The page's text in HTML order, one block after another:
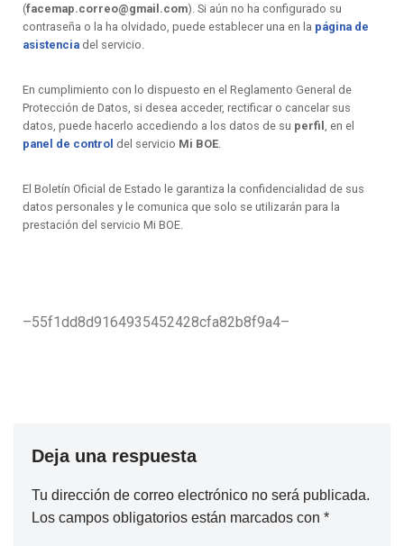
(facemap.correo@gmail.com). Si aún no ha configurado su
contraseña o la ha olvidado, puede establecer una en la página de
asistencia del servicio.
En cumplimiento con lo dispuesto en el Reglamento General de
Protección de Datos, si desea acceder, rectificar o cancelar sus
datos, puede hacerlo accediendo a los datos de su perfil
, en el
panel de control del servicio Mi BOE
El Boletín Oficial de Estado le garantiza la confidencialidad de sus
datos personales y le comunica que solo se utilizarán para la
prestación del servicio Mi BOE.
–55f1dd8d9164935452428cfa82b8f9a4–
Deja una respuesta
Tu dirección de correo electrónico no será publicada.
Los campos obligatorios están marcados con *